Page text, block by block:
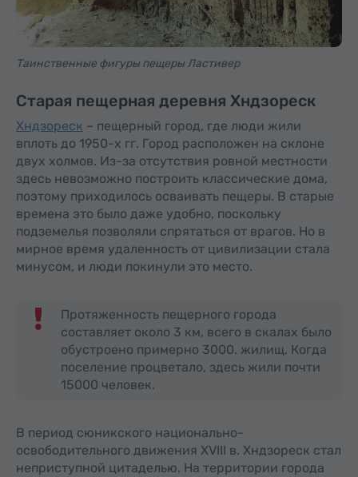
Таинственные фигуры пещеры Ластивер
Старая пещерная деревня Хндзореск
Хндзореск – пещерный город, где люди жили
вплоть до 1950-х гг. Город расположен на склоне
двух холмов. Из-за отсутствия ровной местности
здесь невозможно построить классические дома,
поэтому приходилось осваивать пещеры. В старые
времена это было даже удобно, поскольку
подземелья позволяли спрятаться от врагов. Но в
мирное время удаленность от цивилизации стала
минусом, и люди покинули это место.
Протяженность пещерного города
составляет около 3 км, всего в скалах было
обустроено примерно 3000. жилищ. Когда
поселение процветало, здесь жили почти
15000 человек.
В период сюникского национально-
освободительного движения XVIII в. Хндзореск стал
неприступной цитаделью. На территории города